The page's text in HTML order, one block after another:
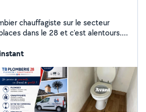
chauffagiste sur le secteur
dans le 28 et c'est alentours.